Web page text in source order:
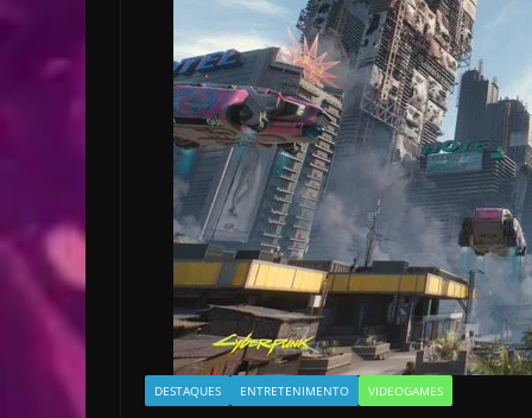
DESTAQUES ENTRETENIMENTO VIDEOGAMES